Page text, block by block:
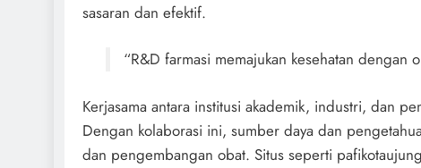
sasaran dan efektif.
“R&D farmasi memajukan kesehatan dengan
Kerjasama antara institusi akademik, industri, dan
Dengan kolaborasi ini, sumber daya dan
dan pengembangan obat. Situs seperti